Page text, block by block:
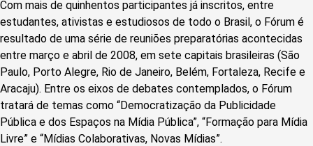
Com mais de quinhentos participantes já inscritos, entre
estudantes, ativistas e estudiosos de todo o Brasil, o Fórum é
resultado de uma série de reuniões preparatórias acontecidas
entre março e abril de 2008, em sete capitais brasileiras (São
Paulo, Porto Alegre, Rio de Janeiro, Belém, Fortaleza, Recife e
Aracaju). Entre os eixos de debates contemplados, o Fórum
tratará de temas como “Democratização da Publicidade
Pública e dos Espaços na Mídia Pública”, “Formação para Mídia
Livre” e “Mídias Colaborativas, Novas Mídias”.